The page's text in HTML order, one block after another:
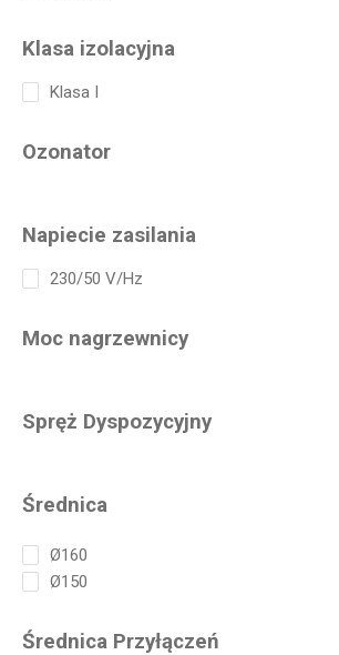
Klasa izolacyjna
Klasa I
Ozonator
Napiecie zasilania
230/50 V/Hz
Moc nagrzewnicy
Spręż Dyspozycyjny
Średnica
Ø160
Ø150
Średnica Przyłączeń